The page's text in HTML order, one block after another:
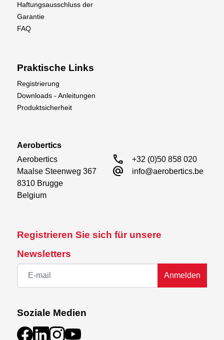
Registrieren Sie sich für unsere
Newsletters
Anmelden
Soziale Medien
Haftungsausschluss der
Garantie
FAQ
Praktische Links
Registrierung
Downloads - Anleitungen
Produktsicherheit
Aerobertics
Aerobertics
Maalse Steenweg 367
8310 Brugge
Belgium
call +32 (0)50 858 020
alternate_email info@aerobertics.be